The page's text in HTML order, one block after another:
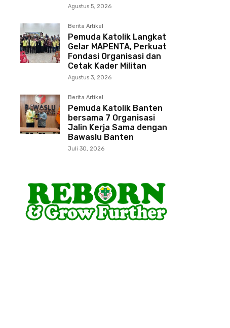
Agustus 5, 2026
Berita Artikel
Pemuda Katolik Langkat
Gelar MAPENTA, Perkuat
Fondasi Organisasi dan
Cetak Kader Militan
Agustus 3, 2026
Berita Artikel
Pemuda Katolik Banten
bersama 7 Organisasi
Jalin Kerja Sama dengan
Bawaslu Banten
Juli 30, 2026